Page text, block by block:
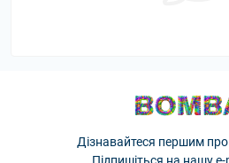
Дізнавайтеся першим про